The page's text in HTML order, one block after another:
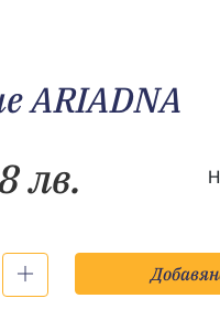
АRIADNA
лв.